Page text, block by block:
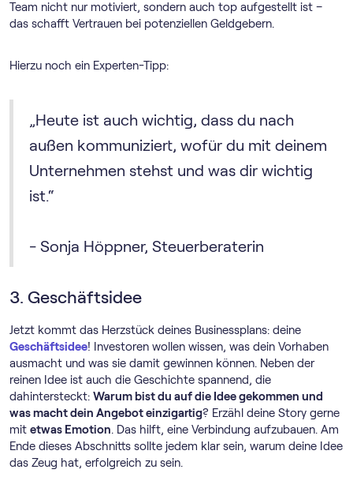
Team nicht nur motiviert, sondern auch top aufgestellt ist –
das schafft Vertrauen bei potenziellen Geldgebern.
Hierzu noch ein Experten-Tipp:
„Heute ist auch wichtig, dass du nach
außen kommuniziert, wofür du mit deinem
Unternehmen stehst und was dir wichtig
ist.“
- Sonja Höppner, Steuerberaterin
3. Geschäftsidee
Jetzt kommt das Herzstück deines Businessplans: deine
Geschäftsidee! Investoren wollen wissen, was dein Vorhaben
ausmacht und was sie damit gewinnen können. Neben der
reinen Idee ist auch die Geschichte spannend, die
dahintersteckt: Warum bist du auf die Idee gekommen und
was macht dein Angebot einzigartig? Erzähl deine Story gerne
mit etwas Emotion. Das hilft, eine Verbindung aufzubauen. Am
Ende dieses Abschnitts sollte jedem klar sein, warum deine Idee
das Zeug hat, erfolgreich zu sein.